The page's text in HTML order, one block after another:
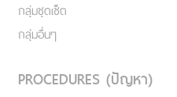
กลุ่มชุดเซ็ต
กลุ่มอื่นๆ
PROCEDURES (ปัญหา)